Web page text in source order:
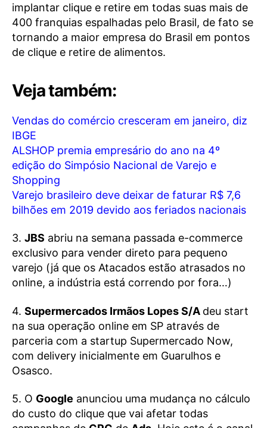
implantar clique e retire em todas suas mais de
400 franquias espalhadas pelo Brasil, de fato se
tornando a maior empresa do Brasil em pontos
de clique e retire de alimentos.
Veja também:
Vendas do comércio cresceram em janeiro, diz
IBGE
ALSHOP premia empresário do ano na 4º
edição do Simpósio Nacional de Varejo e
Shopping
Varejo brasileiro deve deixar de faturar R$ 7,6
bilhões em 2019 devido aos feriados nacionais
3. JBS abriu na semana passada e-commerce
exclusivo para vender direto para pequeno
varejo (já que os Atacados estão atrasados no
online, a indústria está correndo por fora…)
4. Supermercados Irmãos Lopes S/A deu start
na sua operação online em SP através de
parceria com a startup Supermercado Now,
com delivery inicialmente em Guarulhos e
Osasco.
5. O Google anunciou uma mudança no cálculo
do custo do clique que vai afetar todas